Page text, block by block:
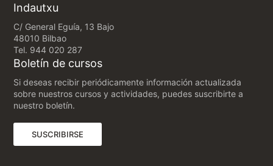
Indautxu
C/ General Eguía, 13 Bajo
48010 Bilbao
Tel. 944 020 287
Boletín de cursos
Si deseas recibir periódicamente información actualizada
sobre nuestros cursos y actividades, puedes suscribirte a
nuestro boletín.
SUSCRIBIRSE